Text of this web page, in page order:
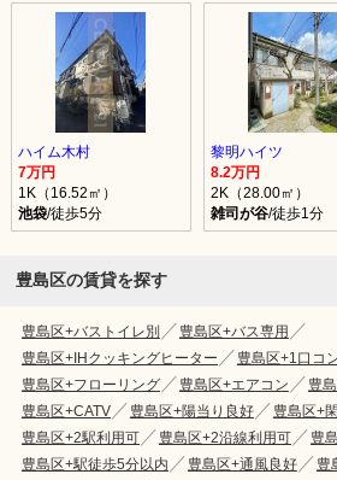
ハイム木村
7万円
1K（16.52㎡）
池袋/徒歩5分
黎明ハイツ
8.2万円
2K（28.00㎡）
雑司が谷/徒歩1分
豊島区の賃貸を探す
豊島区+バストイレ別
豊島区+バス専用
豊島区+IHクッキングヒーター
豊島区+1口コ
豊島区+フローリング
豊島区+エアコン
豊
豊島区+CATV
豊島区+陽当り良好
豊島区+
豊島区+2駅利用可
豊島区+2沿線利用可
豊
豊島区+駅徒歩5分以内
豊島区+通風良好
豊